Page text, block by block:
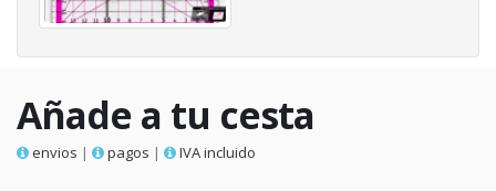
Añade a tu cesta
envios | pagos | IVA incluido